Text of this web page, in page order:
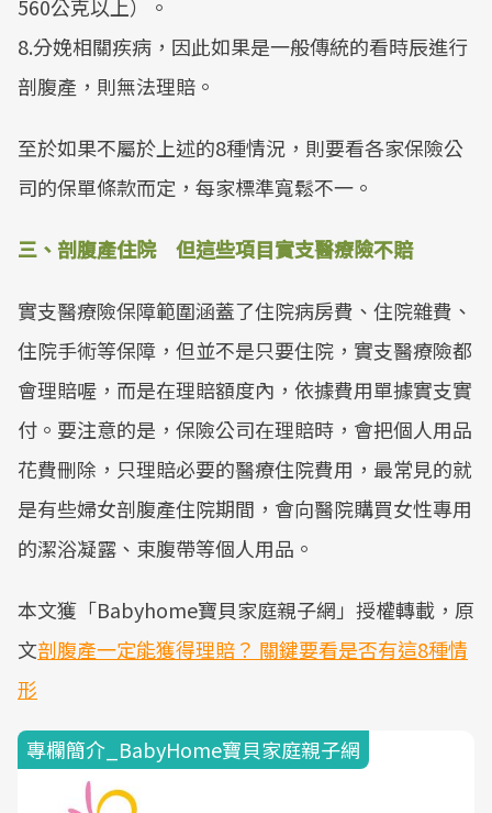
560公克以上）。
8.分娩相關疾病，因此如果是一般傳統的看時辰進行
剖腹產，則無法理賠。
至於如果不屬於上述的8種情況，則要看各家保險公
司的保單條款而定，每家標準寬鬆不一。
三、剖腹產住院 但這些項目實支醫療險不賠
實支醫療險保障範圍涵蓋了住院病房費、住院雜費、
住院手術等保障，但並不是只要住院，實支醫療險都
會理賠喔，而是在理賠額度內，依據費用單據實支實
付。要注意的是，保險公司在理賠時，會把個人用品
花費刪除，只理賠必要的醫療住院費用，最常見的就
是有些婦女剖腹產住院期間，會向醫院購買女性專用
的潔浴凝露、束腹帶等個人用品。
本文獲「Babyhome寶貝家庭親子網」授權轉載，原
文剖腹產一定能獲得理賠？ 關鍵要看是否有這8種情
形
專欄簡介_BabyHome寶貝家庭親子網